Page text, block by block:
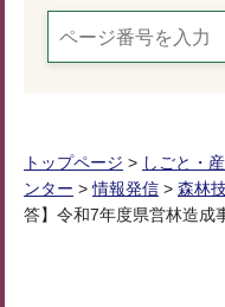
トップページ > しごと・
ンター >情報発信 > 森林
答】令和7年度県営林造成